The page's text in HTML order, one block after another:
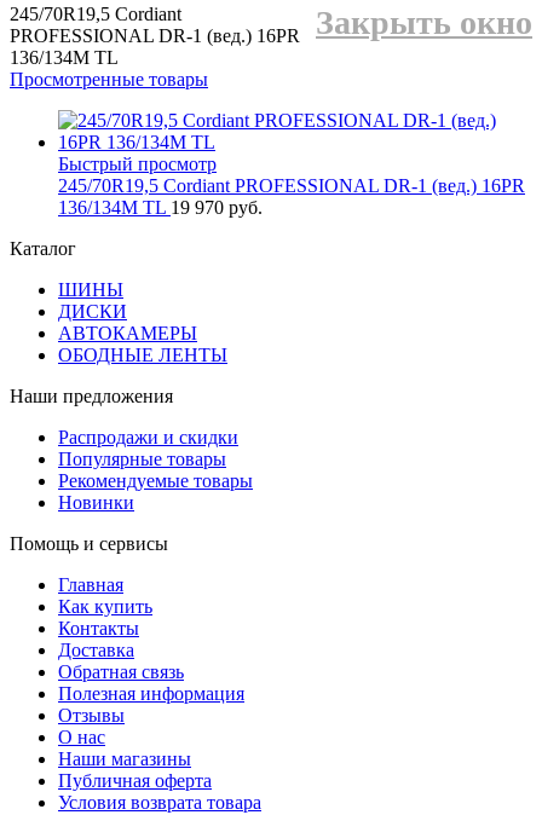
Закрыть окно
245/70R19,5 Cordiant
PROFESSIONAL DR-1 (вед.) 16PR
136/134М TL
Просмотренные товары
Быстрый просмотр
245/70R19,5 Cordiant PROFESSIONAL DR-1 (вед.) 16PR
136/134М TL 19 970 руб.
Каталог
ШИНЫ
ДИСКИ
АВТОКАМЕРЫ
ОБОДНЫЕ ЛЕНТЫ
Наши предложения
Распродажи и скидки
Популярные товары
Рекомендуемые товары
Новинки
Помощь и сервисы
Главная
Как купить
Контакты
Доставка
Обратная связь
Полезная информация
Отзывы
О нас
Наши магазины
Публичная оферта
Условия возврата товара